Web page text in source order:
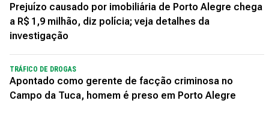
Prejuízo causado por imobiliária de Porto Alegre chega
a R$ 1,9 milhão, diz polícia; veja detalhes da
investigação
TRÁFICO DE DROGAS
Apontado como gerente de facção criminosa no
Campo da Tuca, homem é preso em Porto Alegre